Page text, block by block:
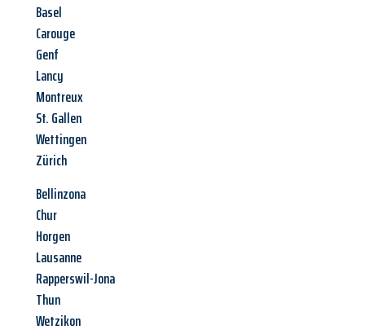
Basel
Carouge
Genf
Lancy
Montreux
St. Gallen
Wettingen
Zürich
Bellinzona
Chur
Horgen
Lausanne
Rapperswil-Jona
Thun
Wetzikon